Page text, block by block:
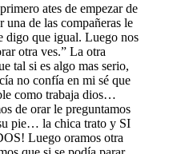
ates de empezar de
una de las compañeras le
digo que igual. Luego nos
otra ves.” La otra
tal si es algo mas serio,
no confía en mi sé que
como trabaja dios…
de orar le preguntamos
pie… la chica trato y SI
Luego oramos otra